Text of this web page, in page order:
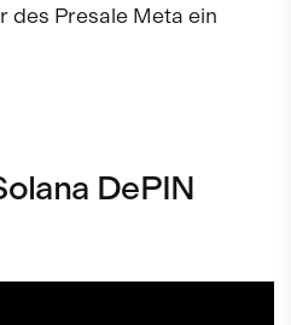
des Presale Meta ein
DePIN